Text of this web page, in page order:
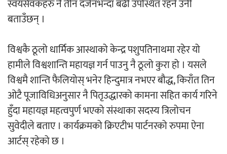
स्वयंसेवकहरु नै तीन दर्जनभन्दा बढी उपस्थित रहने उनी
बताउँछन् ।
विश्वकै ठूलो धार्मिक आस्थाको केन्द्र पशुपतिनाथमा रहेर यो
हामीले विश्वशान्ति महायज्ञ गर्न पाउनु नै ठूलो कुरा हो । यसले
विश्वमै शान्ति फैलियोस् भनेर हिन्दुमात्र नभएर बौद्ध, किराँत तिन
ओटै पूजाविधिअनुसार नै पितृउद्धारको कामना सहित कार्य गरिने
हुँदा महायज्ञ महत्वपुर्ण भएको संस्थाका सदस्य त्रिलोचन
सुवेदीले बताए । कार्यक्रमको क्रिएटीभ पार्टनरको रुपमा ऐना
आर्टस् रहेको छ ।